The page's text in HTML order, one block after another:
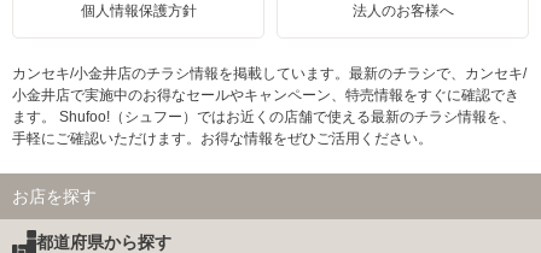
個人情報保護方針 法人のお客様へ
カンセキ/小金井店のチラシ情報を掲載しています。最新のチラシで、カンセキ/
小金井店で実施中のお得なセールやキャンペーン、特売情報をすぐに確認でき
ます。 Shufoo!（シュフー）ではお近くの店舗で使える最新のチラシ情報を、
手軽にご確認いただけます。お得な情報をぜひご活用ください。
お店を探す
都道府県から探す